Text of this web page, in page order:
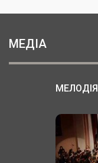
МЕДІА
МЕЛОДІЯ